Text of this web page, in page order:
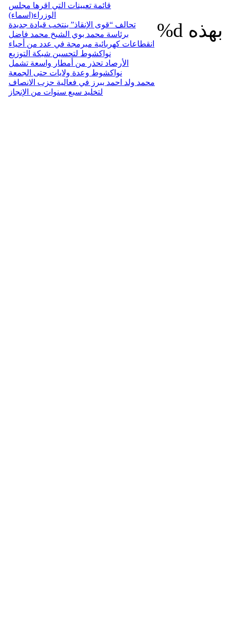
قائمة تعيينات التي اقرها مجلس
الوزراء(اسماء)
تحالف “قوى الإنقاذ” ينتخب قيادة جديدة
برئاسة محمد بوي الشيخ محمد فاضل
انقطاعات كهربائية مبرمجة في عدد من أحياء
نواكشوط لتحسين شبكة التوزيع
الأرصاد تحذر من أمطار واسعة تشمل
نواكشوط وعدة ولايات حتى الجمعة
محمد ولد احمد يبرز في فعالية حزب الانصاف
لتخليد سبع سنوات من الإنجاز
%d